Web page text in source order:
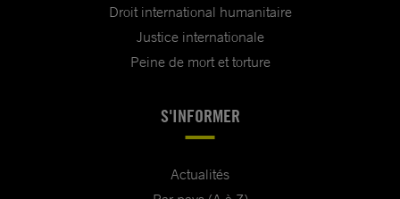
Droit international humanitaire
Justice internationale
Peine de mort et torture
S'INFORMER
Actualités